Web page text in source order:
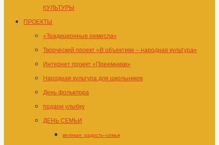
КУЛЬТУРЫ
ПРОЕКТЫ
«Традиционные ремесла»
Творческий проект «В объективе – народная культура»
Интернет проект «Преемники»
Народная культура для школьников
День фольклора
подари улыбку
ДЕНЬ СЕМЬИ
великая_радость–семья